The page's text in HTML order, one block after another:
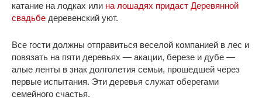
катание на лодках или на лошадях придаст Деревянной
свадьбе деревенский уют.
Все гости должны отправиться веселой компанией в лес и
повязать на пяти деревьях — акации, березе и дубе —
алые ленты в знак долголетия семьи, прошедшей через
первые испытания. Эти деревья служат оберегами
семейного счастья.